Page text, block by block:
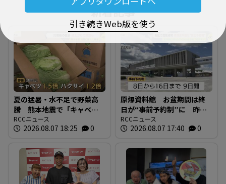
引き続きWeb版を使う
新着記事
夏の猛暑・水不足で野菜高
騰 熊本地震で「キャベツ
の出荷遅れ」懸念 広島の
ソウルフードにも影響か
ト」が大衆ブドウに!?
RCCニュース
2026.08.07 18:25 0
原爆資料館 お盆期間は終
日が“事前予約制”に 昨夏
の大混雑受け初の試み 8日
から16日まで 広島
RCCニュース
2026.08.07 17:40 0